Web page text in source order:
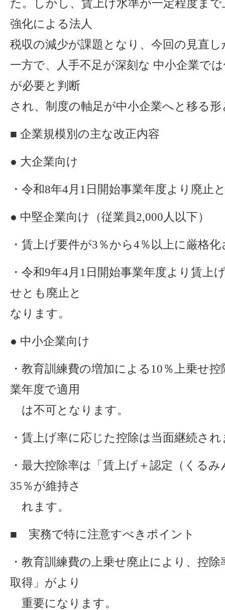
た。しかし、賃上げ水準が一定程度ま
強化による法人
税収の減少が課題となり、今回の見直
一方で、人手不足が深刻な 中小企業で
が必要と判断
され、制度の軸足が中小企業へと移る
■ 企業規模別の主な改正内容
● 大企業向け
・令和8年4月1日開始事業年度より廃止
● 中堅企業向け（従業員2,000人以下）
・賃上げ要件が3％から4％以上に厳格
・令和9年4月1日開始事業年度より賃上
せとも廃止と
なります。
● 中小企業向け
・教育訓練費の増加による10％上乗せ
業年度で適用
は不可となります。
・賃上げ率に応じた控除は当面継続さ
・最大控除率は「賃上げ＋認定（くる
35％が維持さ
れます。
■ 実務で特に注意すべきポイント
・教育訓練費の上乗せ廃止により、控
取得」がより
重要になります。